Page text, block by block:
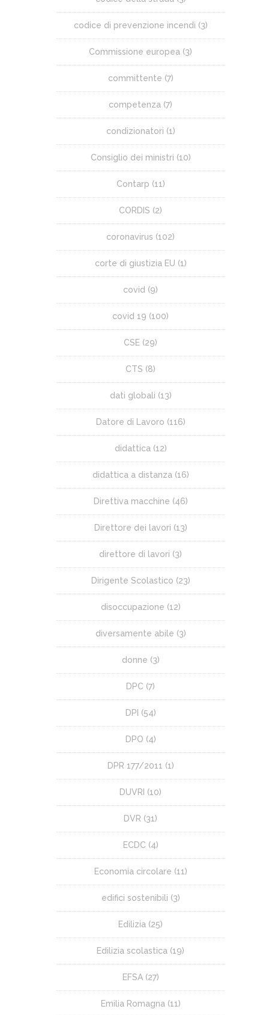
codice di prevenzione incendi (3)
Commissione europea (3)
committente (7)
competenza (7)
condizionatori (1)
Consiglio dei ministri (10)
Contarp (11)
CORDIS (2)
coronavirus (102)
corte di giustizia EU (1)
covid (9)
covid 19 (100)
CSE (29)
CTS (8)
dati globali (13)
Datore di Lavoro (116)
didattica (12)
didattica a distanza (16)
Direttiva macchine (46)
Direttore dei lavori (13)
direttore di lavori (3)
Dirigente Scolastico (23)
disoccupazione (12)
diversamente abile (3)
donne (3)
DPC (7)
DPI (54)
DPO (4)
DPR 177/2011 (1)
DUVRI (10)
DVR (31)
ECDC (4)
Economia circolare (11)
edifici sostenibili (3)
Edilizia (25)
Edilizia scolastica (19)
EFSA(27)
Emilia Romagna (11)